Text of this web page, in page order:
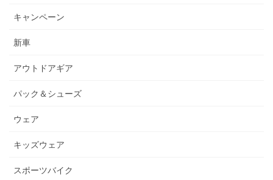
キャンペーン
新車
アウトドアギア
パック＆シューズ
ウェア
キッズウェア
スポーツバイク